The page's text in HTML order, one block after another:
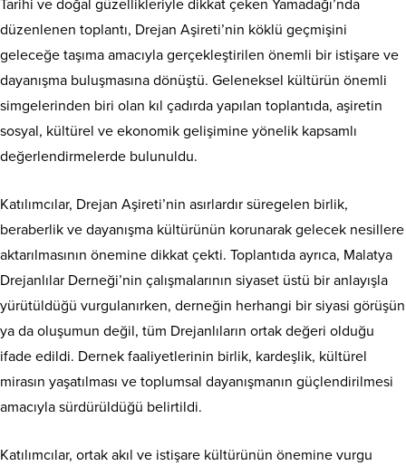
Tarihi ve doğal güzellikleriyle dikkat çeken Yamadağı’nda
düzenlenen toplantı, Drejan Aşireti’nin köklü geçmişini
geleceğe taşıma amacıyla gerçekleştirilen önemli bir istişare ve
dayanışma buluşmasına dönüştü. Geleneksel kültürün önemli
simgelerinden biri olan kıl çadırda yapılan toplantıda, aşiretin
sosyal, kültürel ve ekonomik gelişimine yönelik kapsamlı
değerlendirmelerde bulunuldu.
Katılımcılar, Drejan Aşireti’nin asırlardır süregelen birlik,
beraberlik ve dayanışma kültürünün korunarak gelecek nesillere
aktarılmasının önemine dikkat çekti. Toplantıda ayrıca, Malatya
Drejanlılar Derneği’nin çalışmalarının siyaset üstü bir anlayışla
yürütüldüğü vurgulanırken, derneğin herhangi bir siyasi görüşün
ya da oluşumun değil, tüm Drejanlıların ortak değeri olduğu
ifade edildi. Dernek faaliyetlerinin birlik, kardeşlik, kültürel
mirasın yaşatılması ve toplumsal dayanışmanın güçlendirilmesi
amacıyla sürdürüldüğü belirtildi.
Katılımcılar, ortak akıl ve istişare kültürünün önemine vurgu